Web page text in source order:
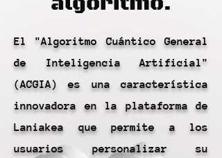
El "Algoritmo Cuántico General
de Inteligencia Artificial"
(ACGIA) es una característica
innovadora en la plataforma de
Laniakea que permite a los
usuarios personalizar su